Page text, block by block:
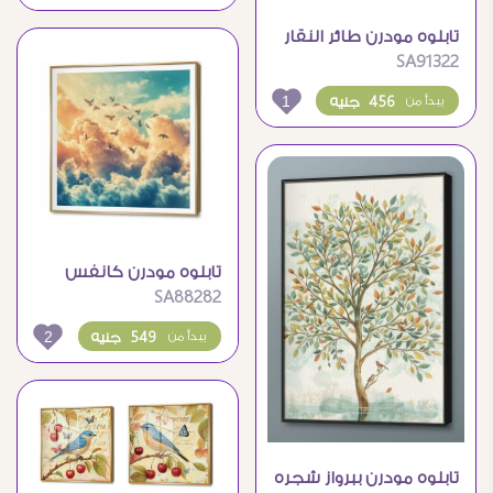
تابلوه مودرن طائر النقار
على نبات الصبار
SA91322
456 جنيه يبدأ من 1
تابلوه مودرن كانفس
سماء مليئة بالغيوم
SA88282
549 جنيه يبدأ من 2
تابلوه مودرن ببرواز شجره